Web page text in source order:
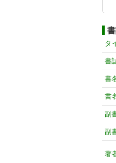
タ
書
書
書
副
副
著